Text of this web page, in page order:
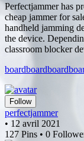
Perfectjammer has
cheap jammer for
handheld jamming
the device.
classroom blocker
boardboardboard
Follow
perfectjammer
• 12 avril 2021
127 Pins • 0